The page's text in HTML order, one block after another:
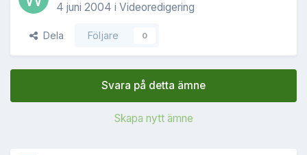
4 juni 2004 i Videoredigering
Dela Följare 0
Svara på detta ämne
Skapa nytt ämne